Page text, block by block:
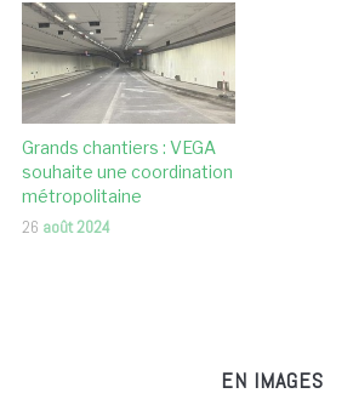
Grands chantiers : VEGA
souhaite une coordination
métropolitaine
26 août 2024
EN IMAGES